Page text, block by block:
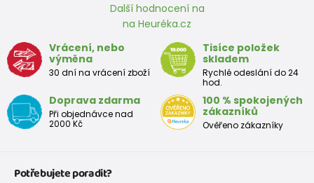
Další hodnocení na
na Heuréka.cz
Vrácení, nebo
výměna
30 dní na vrácení zboží
Tisíce položek
skladem
Rychlé odeslání do 24
hod.
Doprava zdarma
Při objednávce nad
2000 Kč
100 % spokojených
zákazníků
Ověřeno zákazníky
Potřebujete poradit?